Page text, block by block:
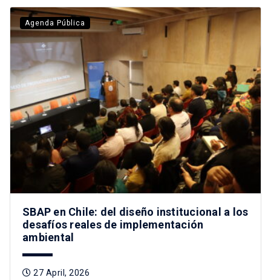
Agenda Pública
SBAP en Chile: del diseño institucional a los
desafíos reales de implementación
ambiental
27 April, 2026